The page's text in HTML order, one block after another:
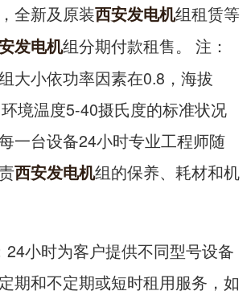
全新及原装西安发电机组租赁等
发电机组分期付款租售。 注：
大小依功率因素在0.8，海拔
境温度5-40摄氏度的标准状况
一台设备24小时专业工程师随
西安发电机组的保养、耗材和机
24小时为客户提供不同型号设备
期和不定期或短时租用服务，如